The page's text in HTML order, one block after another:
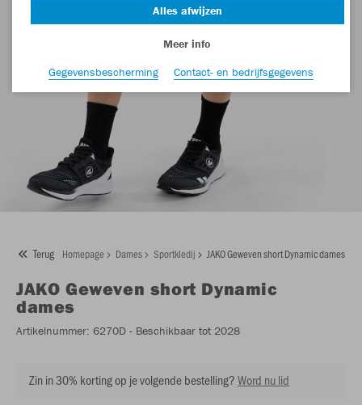
Terug Homepage Dames Sportkledij JAKO Geweven short Dynamic dames
JAKO Geweven short Dynamic
dames
Artikelnummer: 6270D - Beschikbaar tot 2028
Zin in 30% korting op je volgende bestelling?Word nu lid
Alles afwijzen
Meer info
Gegevensbescherming
Contact- en bedrijfsgegevens